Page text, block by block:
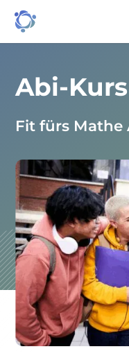
Abi-
Fit fürs Mathe